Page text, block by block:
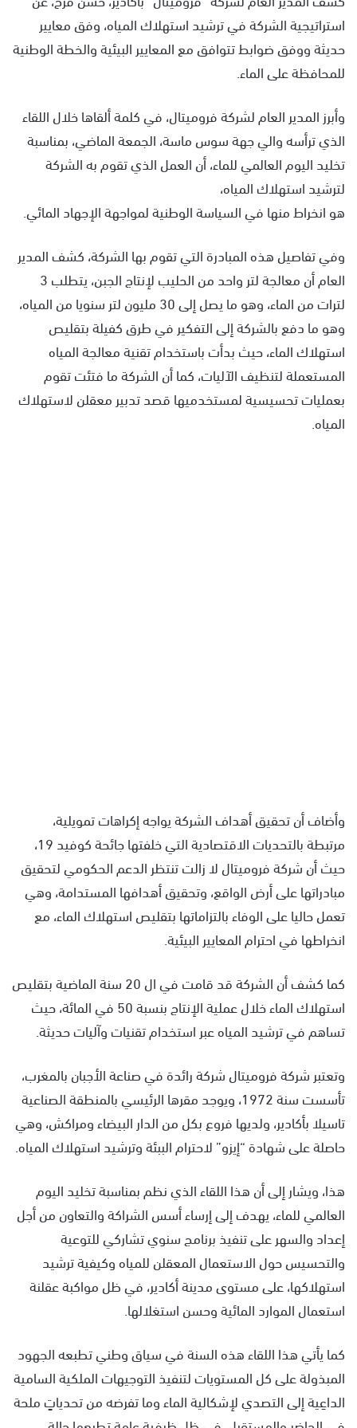
استراتيجية الشركة في ترشيد استهلاك المياه، وفق معايير
حديثة ووفق ضوابط تتوافق مع المعايير البيئية والخطة الوطنية
للمحافظة على الماء.
وأبرز المدير العام لشركة فروميتال، في كلمة ألقاها خلال اللقاء
الذي ترأسه والي جهة سوس ماسة، الجمعة الماضي، بمناسبة
تخليد اليوم العالمي للماء، أن العمل الذي تقوم به الشركة
لترشيد استهلاك المياه،
هو انخراط منها في السياسة الوطنية لمواجهة الإجهاد المائي.
وفي تفاصيل هذه المبادرة التي تقوم بها الشركة، كشف المدير
العام أن معالجة لتر واحد من الحليب لإنتاج الجبن، يتطلب 3
لترات من الماء، وهو ما يصل إلى 30 مليون لتر سنويا من المياه،
وهو ما دفع بالشركة إلى التفكير في طرق كفيلة بتقليص
استهلاك الماء، حيث بدأت باستخدام تقنية معالجة المياه
المستعملة لتنظيف الآليات، كما أن الشركة ما فتئت تقوم
بعمليات تحسيسية لمستخدميها قصد تدبير معقلن لاستهلاك
المياه.
وأضاف أن تحقيق أهداف الشركة يواجه إكراهات تمويلية،
مرتبطة بالتحديات الاقتصادية التي خلفتها جائحة كوفيد 19،
حيث أن شركة فروميتال لا زالت تنتظر الدعم الحكومي لتحقيق
مبادراتها على أرض الواقع، وتحقيق أهدافها المستدامة، وهي
تعمل حاليا على الوفاء بالتزاماتها بتقليص استهلاك الماء، مع
انخراطها في احترام المعايير البيئية.
كما كشف أن الشركة قد قامت في ال 20 سنة الماضية بتقليص
استهلاك الماء خلال عملية الإنتاج بنسبة 50 في المائة، حيث
تساهم في ترشيد المياه عبر استخدام تقنيات وآليات حديثة.
وتعتبر شركة فروميتال شركة رائدة في صناعة الأجبان بالمغرب،
تأسست سنة 1972، ويوجد مقرها الرئيسي بالمنطقة الصناعية
تاسيلا بأكادير، ولديها فروع بكل من الدار البيضاء ومراكش، وهي
حاصلة على شهادة “إيزو” لاحترام الببئة وترشيد استهلاك المياه.
هذا، ويشار إلى أن هذا اللقاء الذي نظم بمناسبة تخليد اليوم
العالمي للماء، يهدف إلى إرساء أسس الشراكة والتعاون من أجل
إعداد والسهر على تنفيذ برنامج سنوي تشاركي للتوعية
والتحسيس حول الاستعمال المعقلن للمياه وكيفية ترشيد
استهلاكها، على مستوى مدينة أكادير، في ظل مواكبة عقلنة
استعمال الموارد المائية وحسن استغلالها.
كما يأتي هذا اللقاء هذه السنة في سياق وطني تطبعه الجهود
المبذولة على كل المستويات لتنفيذ التوجيهات الملكية السامية
الداعِية إلى التصدي لإشكالية الماء وما تفرضه من تحدياتٍ ملحة